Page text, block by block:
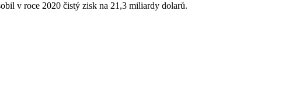
v roce 2020 čistý zisk na 21,3 miliardy dolarů.